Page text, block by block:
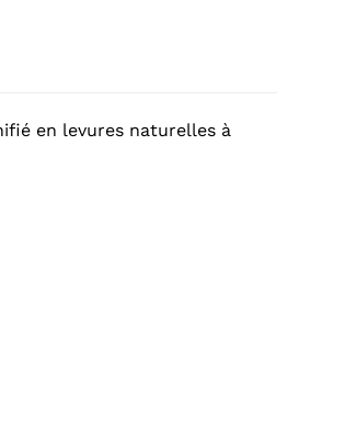
en levures naturelles à